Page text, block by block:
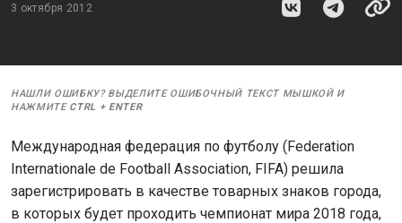
3 октября 2012
НАШЛИ ОШИБКУ? ВЫДЕЛИТЕ ОШИБОЧНЫЙ ТЕКСТ МЫШКОЙ И
НАЖМИТЕ CTRL + ENTER
Международная федерация по футболу (Federation
Internationale de Football Association, FIFA) решила
зарегистрировать в качестве товарных знаков города,
в которых будет проходить чемпионат мира 2018 года,